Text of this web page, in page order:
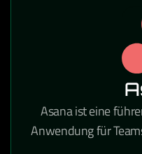
Asana ist eine
Anwendung für